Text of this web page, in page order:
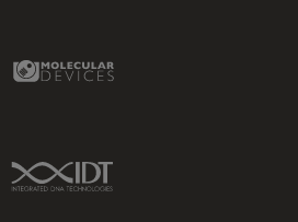
Molecular Devices Link
IDT Link